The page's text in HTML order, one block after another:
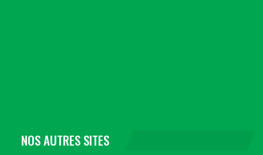
NOS AUTRES SITES